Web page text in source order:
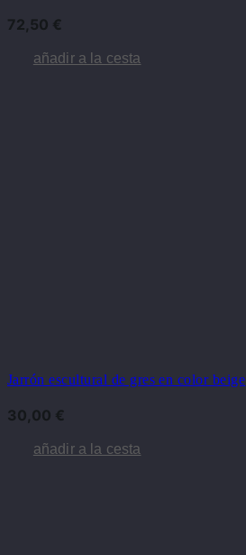
72,50 €
añadir a la cesta
Jarrón escultural de gres en color beige
30,00 €
añadir a la cesta